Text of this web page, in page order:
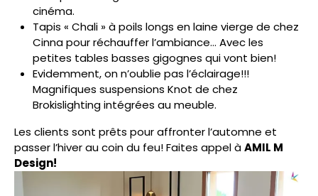
cinéma.
Tapis « Chali » à poils longs en laine vierge de chez
Cinna pour réchauffer l’ambiance… Avec les
petites tables basses gigognes qui vont bien!
Evidemment, on n’oublie pas l’éclairage!!!
Magnifiques suspensions Knot de chez
Brokislighting intégrées au meuble.
Les clients sont prêts pour affronter l’automne et
passer l’hiver au coin du feu! Faites appel àAMIL M
Design!